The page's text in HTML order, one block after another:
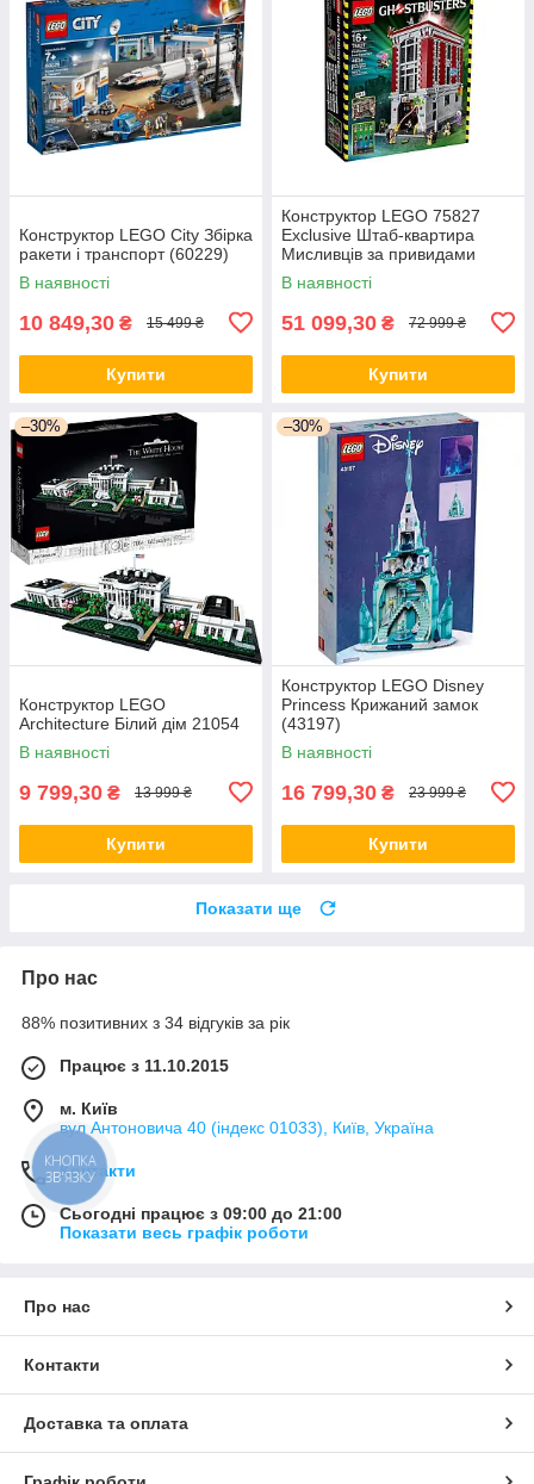
Конструктор LEGO City Збірка
ракети і транспорт (60229)
В наявності
10 849,30 ₴ 15 499 ₴
Купити
Конструктор LEGO 75827
Exclusive Штаб-квартира
Мисливців за привидами
В наявності
51 099,30 ₴ 72 999 ₴
Купити
–30%
Конструктор LEGO
Architecture Білий дім 21054
В наявності
9 799,30 ₴ 13 999 ₴
Купити
–30%
Конструктор LEGO Disney
Princess Крижаний замок
(43197)
В наявності
16 799,30 ₴ 23 999 ₴
Купити
Показати ще
Про нас
88% позитивних з 34 відгуків за рік
Працює з 11.10.2015
м. Київ
вул Антоновича 40 (індекс 01033), Київ, Україна
Контакти
Сьогодні працює з 09:00 до 21:00
Показати весь графік роботи
Про нас
Контакти
Доставка та оплата
КНОПКА
ЗВ'ЯЗКУ